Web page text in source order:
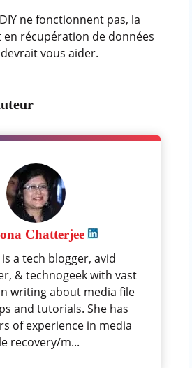
ne fonctionnent pas, la
récupération de données
vous aider.
Chatterjee
a tech blogger, avid
& technogeek with vast
writing about media file
and tutorials. She has
of experience in media
recovery/m...